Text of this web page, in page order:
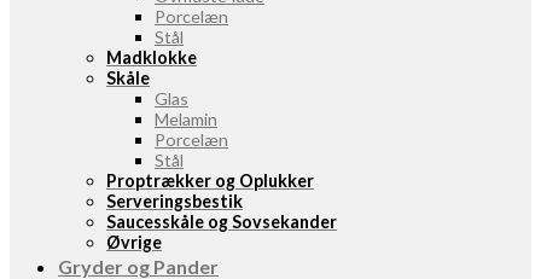
Porcelæn
Stål
Madklokke
Skåle
Glas
Melamin
Porcelæn
Stål
Proptrækker og Oplukker
Serveringsbestik
Saucesskåle og Sovsekander
Øvrige
Gryder og Pander